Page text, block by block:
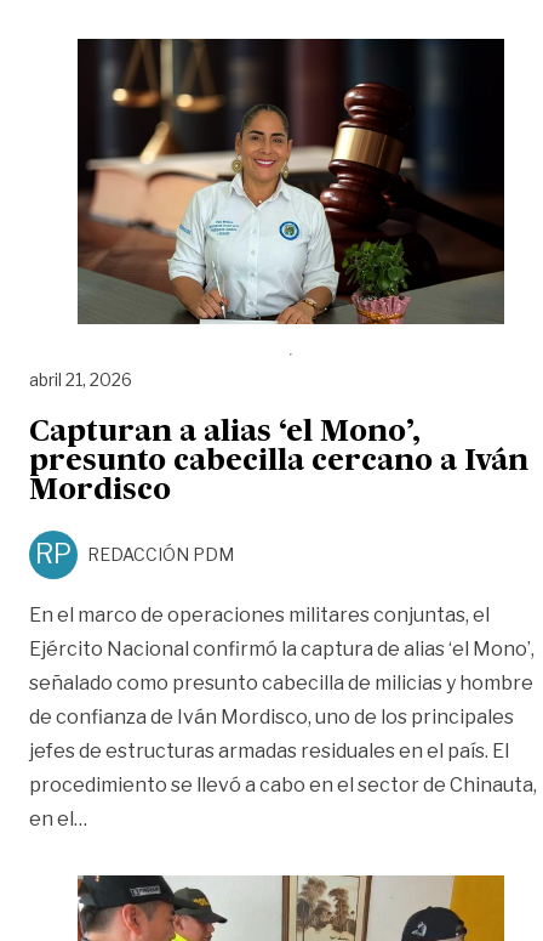
abril 21, 2026
Capturan a alias ‘el Mono’,
presunto cabecilla cercano a Iván
Mordisco
RP REDACCIÓN PDM
En el marco de operaciones militares conjuntas, el
Ejército Nacional confirmó la captura de alias ‘el Mono’,
señalado como presunto cabecilla de milicias y hombre
de confianza de Iván Mordisco, uno de los principales
jefes de estructuras armadas residuales en el país. El
procedimiento se llevó a cabo en el sector de Chinauta,
en el…